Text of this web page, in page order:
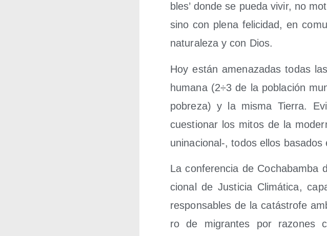
bles’ don­de se pue­da vivir, no
sino con ple­na feli­ci­dad, en
natu­ra­le­za y con Dios.
Hoy están ame­na­za­das todas
huma­na (2÷3 de la pobla­ción
pobre­za) y la mis­ma Tie­rra.
cues­tio­nar los mitos de la
uninacional‑, todos ellos
La con­fe­ren­cia de Cocha­bam­ba
cio­nal de Jus­ti­cia Cli­má­ti­ca,
res­pon­sa­bles de la catás­tro­fe
ro de migran­tes por razo­nes